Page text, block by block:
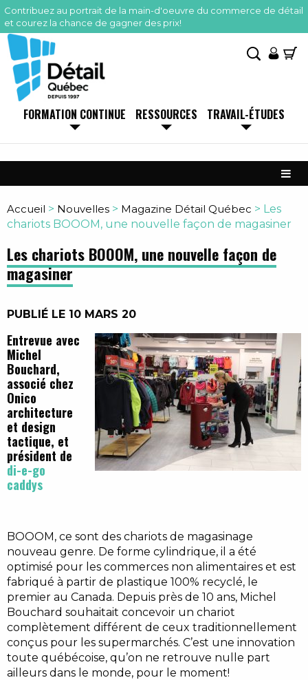
Contribuez au portrait de la main-d'oeuvre du commerce de détail
et courez la chance de gagner des prix!
FORMATION CONTINUE RESSOURCES TRAVAIL-ÉTUDES
Accueil > Nouvelles > Magazine Détail Québec > Les
chariots BOOOM, une nouvelle façon de magasiner
Les chariots BOOOM, une nouvelle façon de
magasiner
PUBLIÉ LE 10 MARS 20
Entrevue avec
Michel
Bouchard,
associé chez
Onico
architecture
et design
tactique, et
président de
di-e-go
caddys
BOOOM, ce sont des chariots de magasinage
nouveau genre. De forme cylindrique, il a été
optimisé pour les commerces non alimentaires et est
fabriqué à partir de plastique 100% recyclé, le
premier au Canada. Depuis près de 10 ans, Michel
Bouchard souhaitait concevoir un chariot
complètement différent de ceux traditionnellement
conçus pour les supermarchés. C’est une innovation
toute québécoise, qu’on ne retrouve nulle part
ailleurs dans le monde, pour le moment!